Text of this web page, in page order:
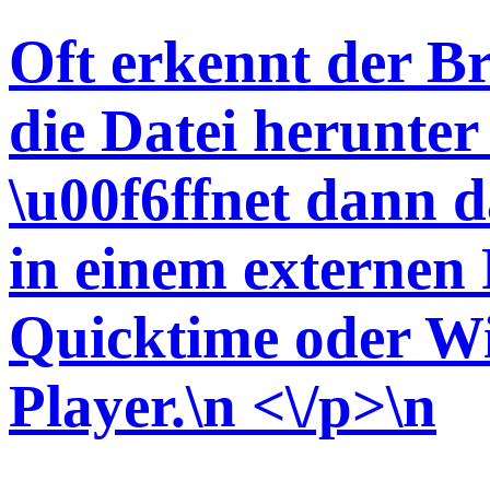
Oft erkennt der
die Datei
\u00f6ffnet dann
in einem externen
Quicktime oder
Player.\n <\/p>\n